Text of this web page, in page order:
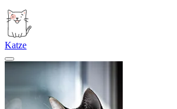
Katze